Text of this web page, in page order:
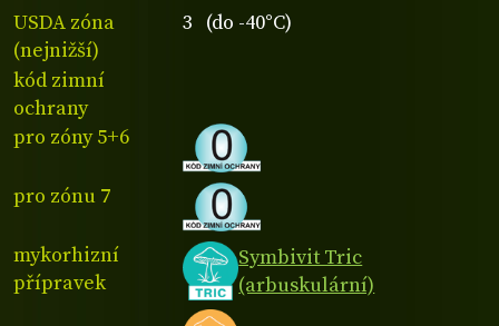
USDA zóna
(nejnižší)
3 (do -40°C)
kód zimní
ochrany
pro zóny 5+6
pro zónu 7
mykorhizní
přípravek
Symbivit Tric
(arbuskulární)